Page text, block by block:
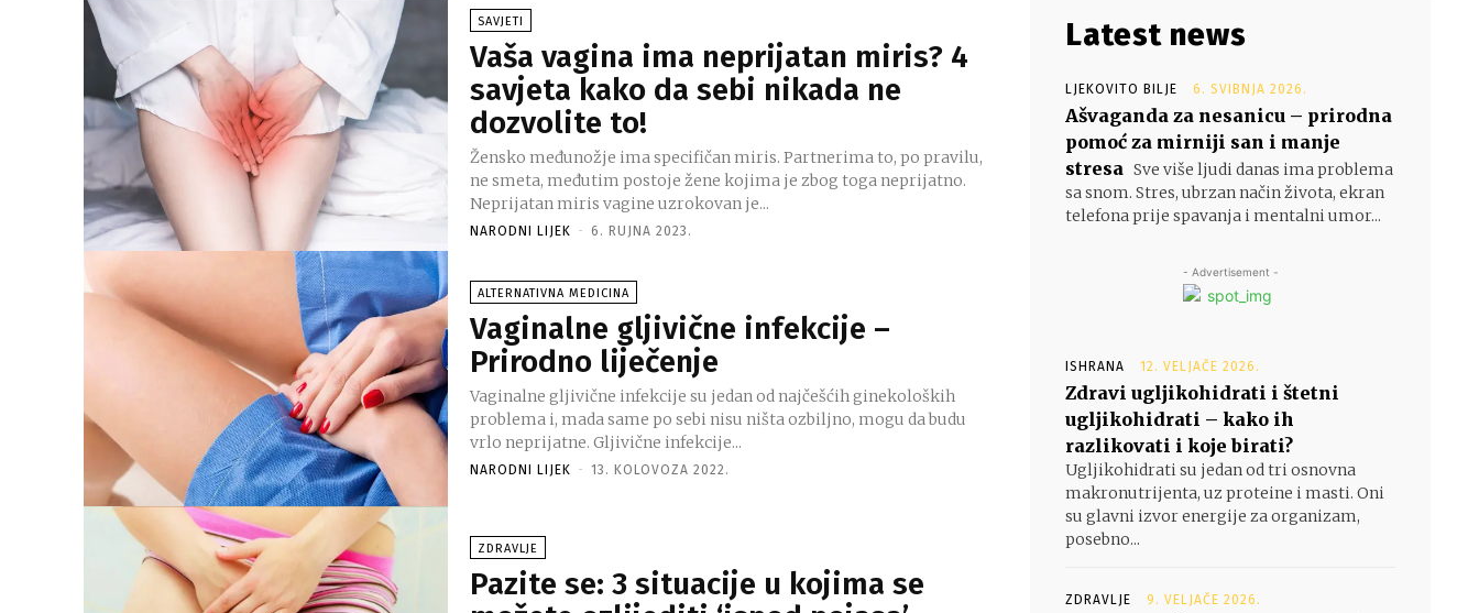
SAVJETI
Vaša vagina ima neprijatan miris? 4
savjeta kako da sebi nikada ne
dozvolite to!
Žensko međunožje ima specifičan miris. Partnerima to, po pravilu,
ne smeta, međutim postoje žene kojima je zbog toga neprijatno.
Neprijatan miris vagine uzrokovan je...
NARODNI LIJEK - 6. RUJNA 2023.
ALTERNATIVNA MEDICINA
Vaginalne gljivične infekcije –
Prirodno liječenje
Vaginalne gljivične infekcije su jedan od najčešćih ginekoloških
problema i, mada same po sebi nisu ništa ozbiljno, mogu da budu
vrlo neprijatne. Gljivične infekcije...
NARODNI LIJEK - 13. KOLOVOZA 2022.
ZDRAVLJE
Pazite se: 3 situacije u kojima se
Latest news
LJEKOVITO BILJE 6. SVIBNJA 2026.
Ašvaganda za nesanicu – prirodna
pomoć za mirniji san i manje
stresa Sve više ljudi danas ima problema
sa snom. Stres, ubrzan način života, ekran
telefona prije spavanja i mentalni umor...
- Advertisement -
ISHRANA 12. VELJAČE 2026.
Zdravi ugljikohidrati i štetni
ugljikohidrati – kako ih
razlikovati i koje birati?
Ugljikohidrati su jedan od tri osnovna
makronutrijenta, uz proteine i masti. Oni
su glavni izvor energije za organizam,
posebno...
ZDRAVLJE 9. VELJAČE 2026.